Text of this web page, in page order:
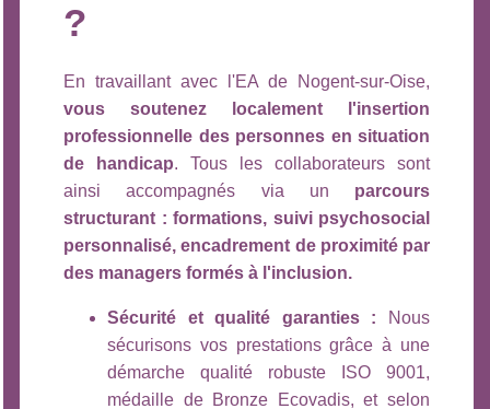
?
En travaillant avec l'EA de Nogent-sur-Oise,
vous soutenez localement l'insertion
professionnelle des personnes en situation
de handicap. Tous les collaborateurs sont
ainsi accompagnés via un parcours
structurant : formations, suivi psychosocial
personnalisé, encadrement de proximité par
des managers formés à l'inclusion.
Sécurité et qualité garanties : Nous
sécurisons vos prestations grâce à une
démarche qualité robuste ISO 9001,
médaille de Bronze Ecovadis, et selon